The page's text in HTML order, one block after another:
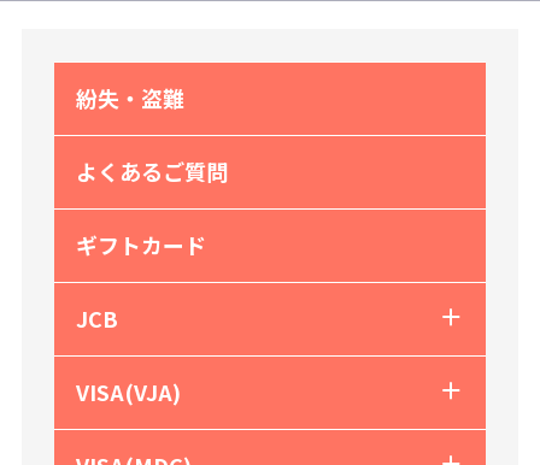
紛失・盗難
よくあるご質問
ギフトカード
JCB
VISA(VJA)